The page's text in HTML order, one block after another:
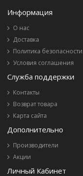
Информация
О нас
Доставка
Политика безопасности
Условия соглашения
Служба поддержки
Контакты
Возврат товара
Карта сайта
Дополнительно
Производители
Акции
Личный Кабинет